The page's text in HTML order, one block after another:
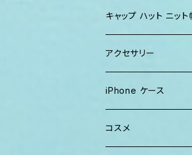
ワンピース
巾着バッグ
トートバッグ
2WAYバッグ
マルシェバッグ
キッズ
キャップ
Tシャツ
レディース
ソックス
マキシワンピ、スカート
メンズ
Tシャツ ロンT
キャップ ハット ニット
アクセサリー
Lani Hawaii Jewelry
Foterra Jewelry
iPhone ケース
コスメ